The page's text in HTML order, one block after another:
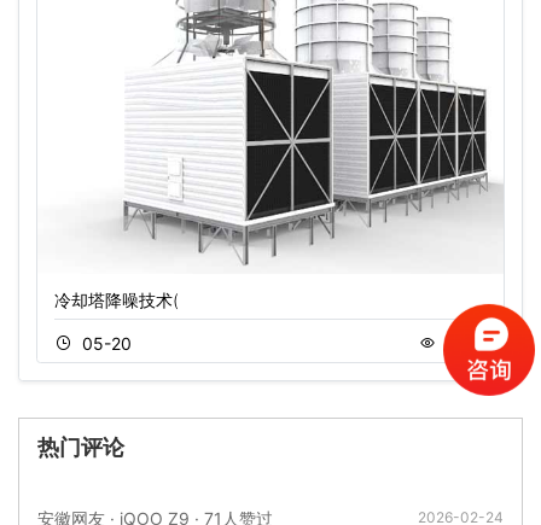
冷却塔降噪技术(
05-20 1644
热门评论
安徽网友 · iQOO Z9 · 71人赞过 2026-02-24